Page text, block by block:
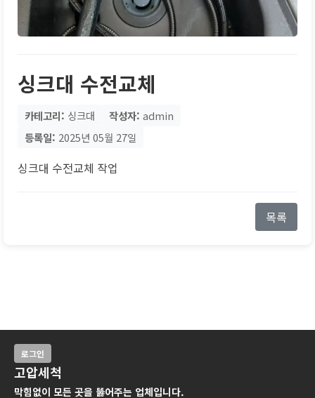
싱크대 수전교체
카테고리: 싱크대 작성자: admin
등록일: 2025년 05월 27일
싱크대 수전교체 작업
목록
로그인
고압세척
막힘없이 모든 곳을 뚫어주는 업체입니다.